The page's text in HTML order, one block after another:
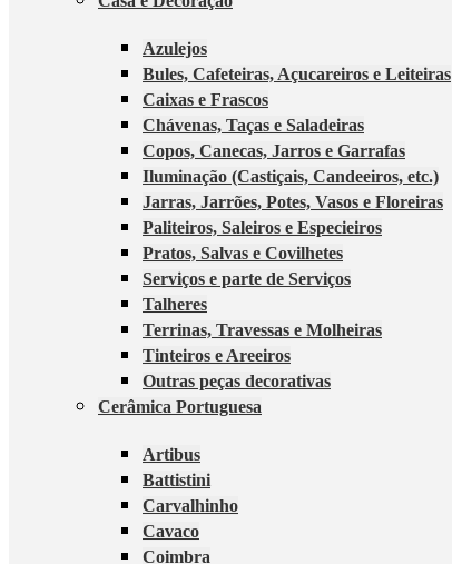
Azulejos
Bules, Cafeteiras, Açucareiros e Leiteiras
Caixas e Frascos
Chávenas, Taças e Saladeiras
Copos, Canecas, Jarros e Garrafas
Iluminação (Castiçais, Candeeiros, etc.)
Jarras, Jarrões, Potes, Vasos e Floreiras
Paliteiros, Saleiros e Especieiros
Pratos, Salvas e Covilhetes
Serviços e parte de Serviços
Talheres
Terrinas, Travessas e Molheiras
Tinteiros e Areeiros
Outras peças decorativas
Cerâmica Portuguesa
Artibus
Battistini
Carvalhinho
Cavaco
Coimbra